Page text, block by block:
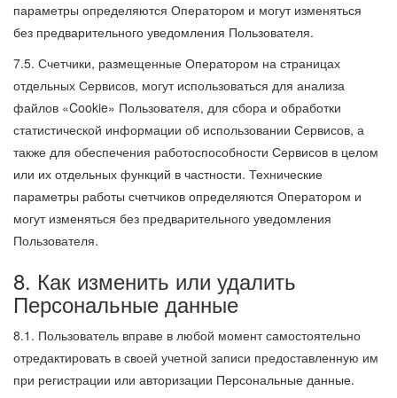
параметры определяются Оператором и могут изменяться
без предварительного уведомления Пользователя.
7.5. Счетчики, размещенные Оператором на страницах
отдельных Сервисов, могут использоваться для анализа
файлов «Cookie» Пользователя, для сбора и обработки
статистической информации об использовании Сервисов, а
также для обеспечения работоспособности Сервисов в целом
или их отдельных функций в частности. Технические
параметры работы счетчиков определяются Оператором и
могут изменяться без предварительного уведомления
Пользователя.
8. Как изменить или удалить
Персональные данные
8.1. Пользователь вправе в любой момент самостоятельно
отредактировать в своей учетной записи предоставленную им
при регистрации или авторизации Персональные данные.